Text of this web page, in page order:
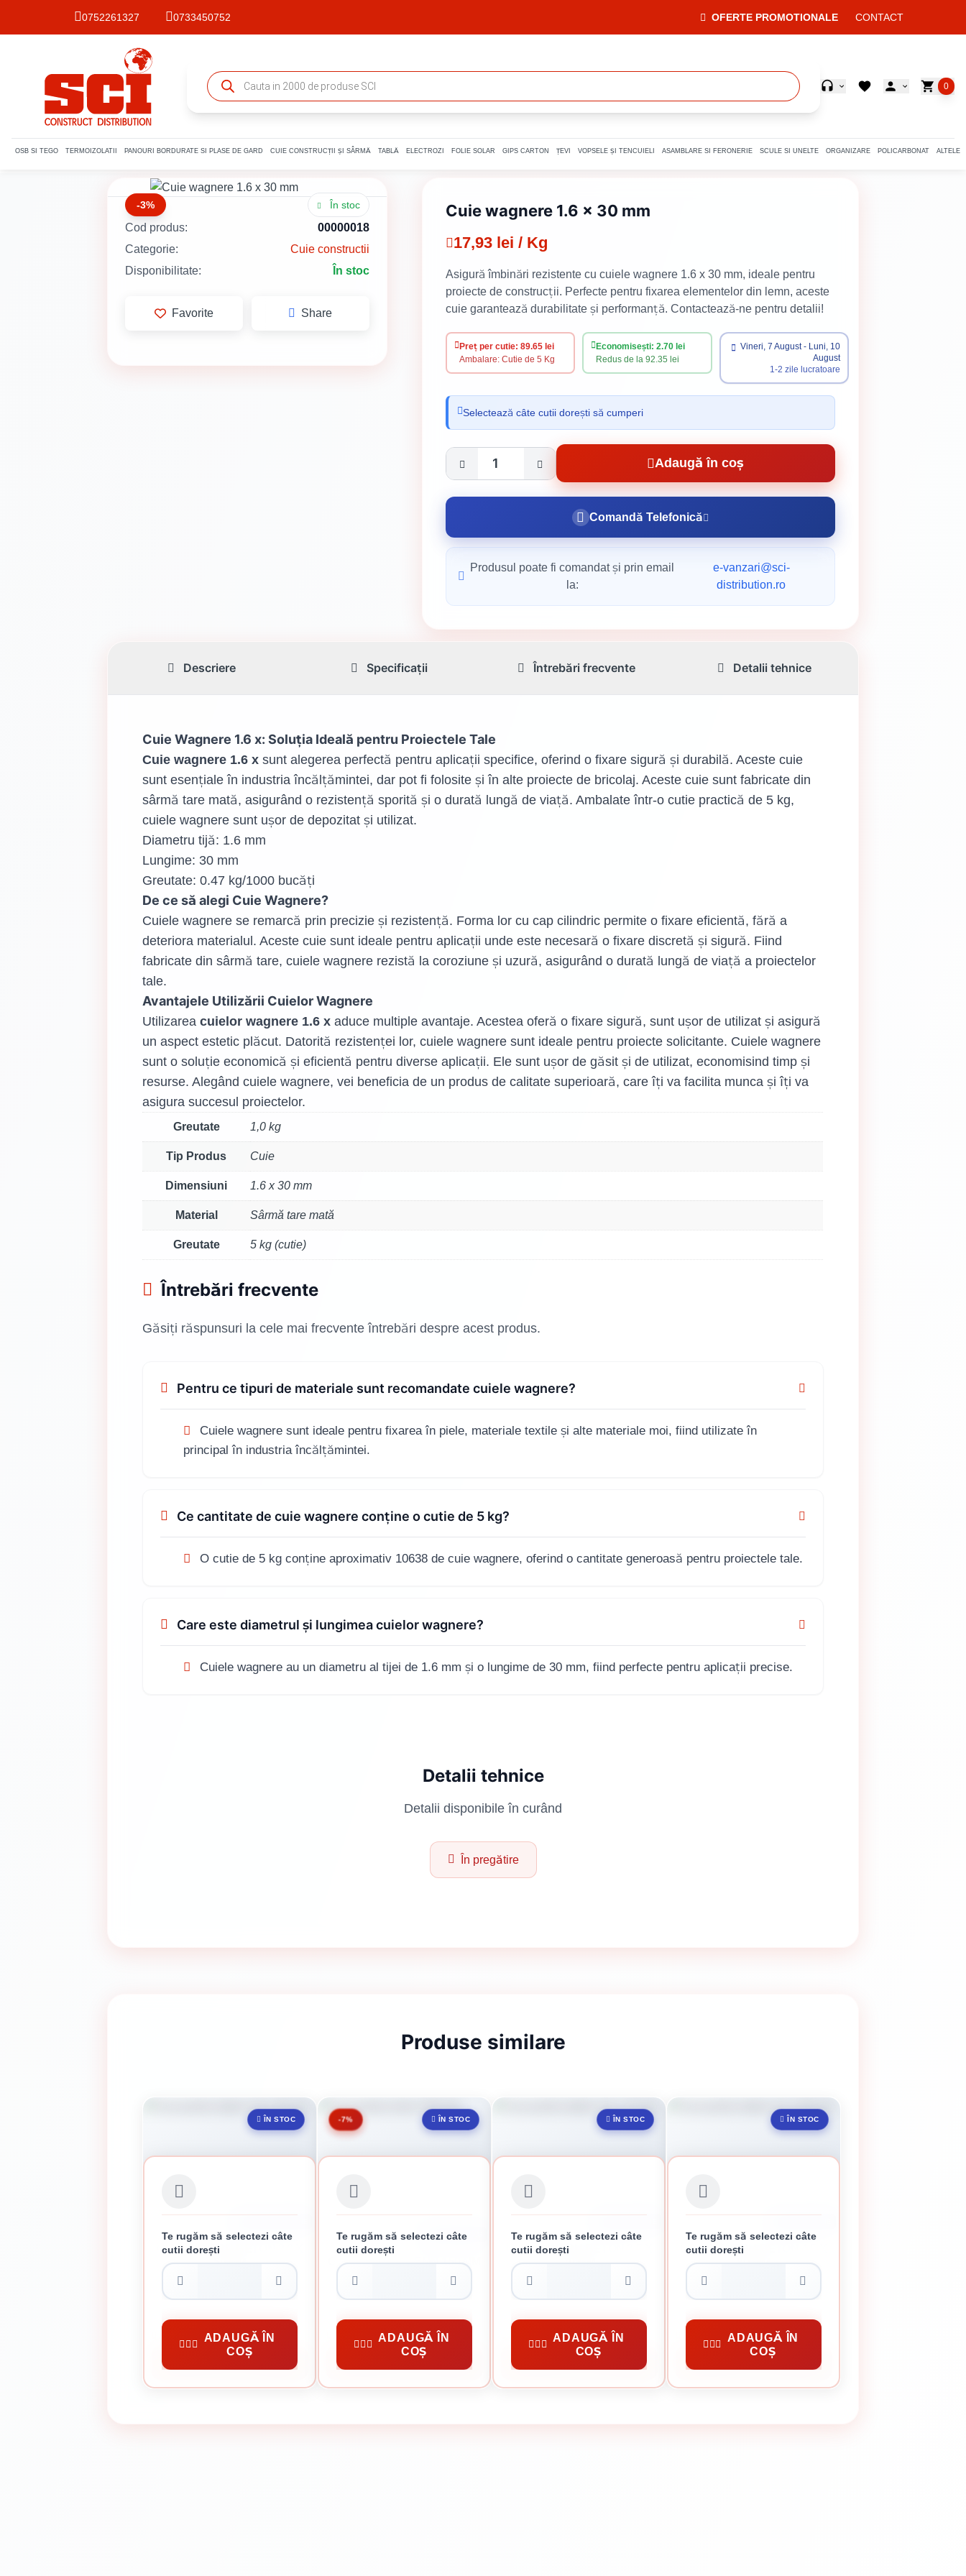
0752261327 0733450752 OFERTE PROMOTIONALE CONTACT
0
OSB SI TEGO TERMOIZOLATII PANOURI BORDURATE SI PLASE DE GARD CUIE CONSTRUCȚII ȘI SÂRMĂ TABLĂ ELECTROZI FOLIE SOLAR GIPS CARTON ȚEVI VOPSELE ȘI TENCUIELI ASAMBLARE SI FERONERIE SCULE SI UNELTE ORGANIZARE POLICARBONAT ALTELE
-3% În stoc
Cod produs:
00000018
Categorie:
Cuie constructii
Disponibilitate:
În stoc
Favorite Share
Cuie wagnere 1.6 x 30 mm
17,93 lei / Kg
Asigură îmbinări rezistente cu cuiele wagnere 1.6 x 30 mm, ideale pentru
proiecte de construcții. Perfecte pentru fixarea elementelor din lemn, aceste
cuie garantează durabilitate și performanță. Contactează-ne pentru detalii!
Preț per cutie: 89.65 lei
Ambalare: Cutie de 5 Kg
Economisești: 2.70 lei
Redus de la 92.35 lei
Vineri, 7 August - Luni, 10
August
1-2 zile lucratoare
Selectează câte cutii dorești să cumperi
Adaugă în coș
Comandă Telefonică
Produsul poate fi comandat și prin email
la:
e-vanzari@sci-
distribution.ro
Descriere Specificații Întrebări frecvente Detalii tehnice
Cuie Wagnere 1.6 x: Soluția Ideală pentru Proiectele Tale
Cuie wagnere 1.6 x sunt alegerea perfectă pentru aplicații specifice, oferind o fixare sigură și durabilă. Aceste cuie
sunt esențiale în industria încălțămintei, dar pot fi folosite și în alte proiecte de bricolaj. Aceste cuie sunt fabricate din
sârmă tare mată, asigurând o rezistență sporită și o durată lungă de viață. Ambalate într-o cutie practică de 5 kg,
cuiele wagnere sunt ușor de depozitat și utilizat.
Diametru tijă: 1.6 mm
Lungime: 30 mm
Greutate: 0.47 kg/1000 bucăți
De ce să alegi Cuie Wagnere?
Cuiele wagnere se remarcă prin precizie și rezistență. Forma lor cu cap cilindric permite o fixare eficientă, fără a
deteriora materialul. Aceste cuie sunt ideale pentru aplicații unde este necesară o fixare discretă și sigură. Fiind
fabricate din sârmă tare, cuiele wagnere rezistă la coroziune și uzură, asigurând o durată lungă de viață a proiectelor
tale.
Avantajele Utilizării Cuielor Wagnere
Utilizareacuielor wagnere 1.6 x aduce multiple avantaje. Acestea oferă o fixare sigură, sunt ușor de utilizat și asigură
un aspect estetic plăcut. Datorită rezistenței lor, cuiele wagnere sunt ideale pentru proiecte solicitante. Cuiele wagnere
sunt o soluție economică și eficientă pentru diverse aplicații. Ele sunt ușor de găsit și de utilizat, economisind timp și
resurse. Alegând cuiele wagnere, vei beneficia de un produs de calitate superioară, care îți va facilita munca și îți va
asigura succesul proiectelor.
Greutate 1,0 kg
Tip Produs Cuie
Dimensiuni 1.6 x 30 mm
Material Sârmă tare mată
Greutate 5 kg (cutie)
Întrebări frecvente
Găsiți răspunsuri la cele mai frecvente întrebări despre acest produs.
Pentru ce tipuri de materiale sunt recomandate cuiele wagnere?
Cuiele wagnere sunt ideale pentru fixarea în piele, materiale textile și alte materiale moi, fiind utilizate în
principal în industria încălțămintei.
Ce cantitate de cuie wagnere conține o cutie de 5 kg?
O cutie de 5 kg conține aproximativ 10638 de cuie wagnere, oferind o cantitate generoasă pentru proiectele tale.
Care este diametrul și lungimea cuielor wagnere?
Cuiele wagnere au un diametru al tijei de 1.6 mm și o lungime de 30 mm, fiind perfecte pentru aplicații precise.
Detalii tehnice
Detalii disponibile în curând
În pregătire
Produse similare
ÎN STOC
CUIE PENTRU BETON 3.8 X
50 MM
0.08 Lei / bucata
Cuie Constructii
CUMPĂRĂ
Te rugăm să selectezi câte
cutii dorești
ADAUGĂ ÎN
COȘ
ÎN STOC
-7%
CUTIE DE 5 KG
CUIE PENTRU LEMN 150 MM
6.80 Lei / Kg
Cuie Pentru Lemn
CUMPĂRĂ
Te rugăm să selectezi câte
cutii dorești
ADAUGĂ ÎN
COȘ
ÎN STOC
CUIE PENTRU BETON 3.5 X
70 MM
0.09 Lei / bucata
Cuie Constructii
CUMPĂRĂ
Te rugăm să selectezi câte
cutii dorești
ADAUGĂ ÎN
COȘ
ÎN STOC
CUIE PENTRU BETON 4.5 X
80 MM
0.15 Lei / bucata
Cuie Constructii
CUMPĂRĂ
Te rugăm să selectezi câte
cutii dorești
ADAUGĂ ÎN
COȘ